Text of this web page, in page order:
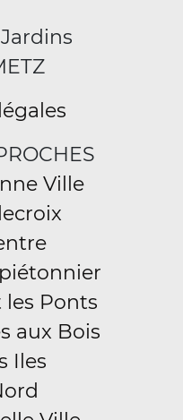
Ville
les Ponts
aux Bois
Iles